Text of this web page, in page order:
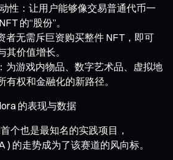
性：让用户能够像交易普通代币一
的“股份”。
者无需斥巨资购买整件 NFT，即可
价值增长。
为游戏内物品、数字艺术品、虚拟地
权和金融化的新路径。
的表现与数据
个也是最知名的实践项目，
) 的走势成为了该赛道的风向标。